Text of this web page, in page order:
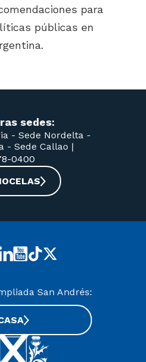
para
públicas en
sedes:
- Sede Nordelta -
- Sede Callao |
0400
San Andrés: